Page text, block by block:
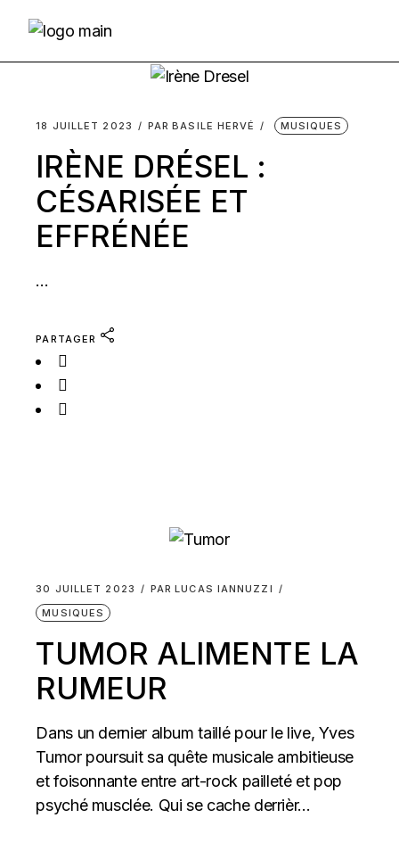
18 JUILLET 2023 PAR BASILE HERVÉ MUSIQUES
IRÈNE DRÉSEL :
CÉSARISÉE ET
EFFRÉNÉE
...
PARTAGER
30 JUILLET 2023 PAR LUCAS IANNUZZI
MUSIQUES
TUMOR ALIMENTE LA
RUMEUR
Dans un dernier album taillé pour le live, Yves
Tumor poursuit sa quête musicale ambitieuse
et foisonnante entre art-rock pailleté et pop
psyché musclée. Qui se cache derrièr...